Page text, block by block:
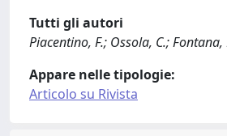
Tutti gli autori
Piacentino, F.; Ossola, C.;
Appare nelle tipologie:
Articolo su Rivista